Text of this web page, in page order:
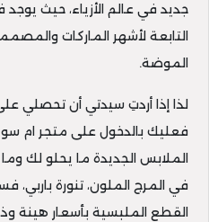
جديد في عالم الأزياء، حيث
التابعة لأشهر الماركات
الموضة.
لذا إذا أردتِ سيدتي أن تحصلي
فعليك بالدخول على متجر ام
الملابس الجديدة ما يحلو لك
في المرج الملون، تنورة باربي،
القطع الملبسية بأسعار هينة